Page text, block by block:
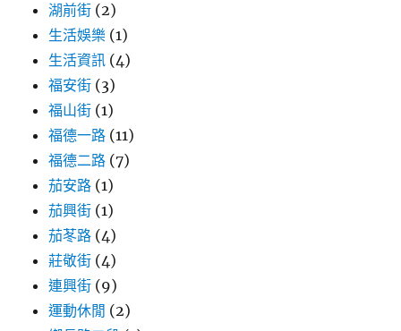
湖前街 (2)
生活娛樂 (1)
生活資訊 (4)
福安街 (3)
福山街 (1)
福德一路 (11)
福德二路 (7)
茄安路 (1)
茄興街 (1)
茄苳路 (4)
莊敬街 (4)
連興街 (9)
運動休閒 (2)